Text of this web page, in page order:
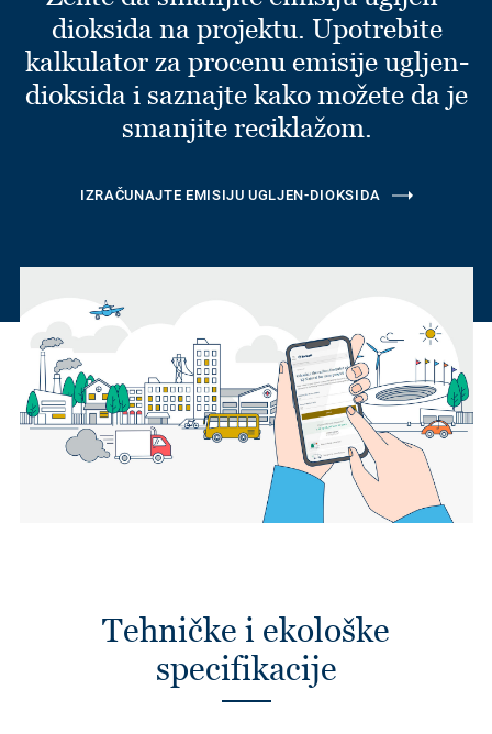
dioksida na projektu. Upotrebite
kalkulator za procenu emisije ugljen-
dioksida i saznajte kako možete da je
smanjite reciklažom.
IZRAČUNAJTE EMISIJU UGLJEN-DIOKSIDA
Tehničke i ekološke
specifikacije